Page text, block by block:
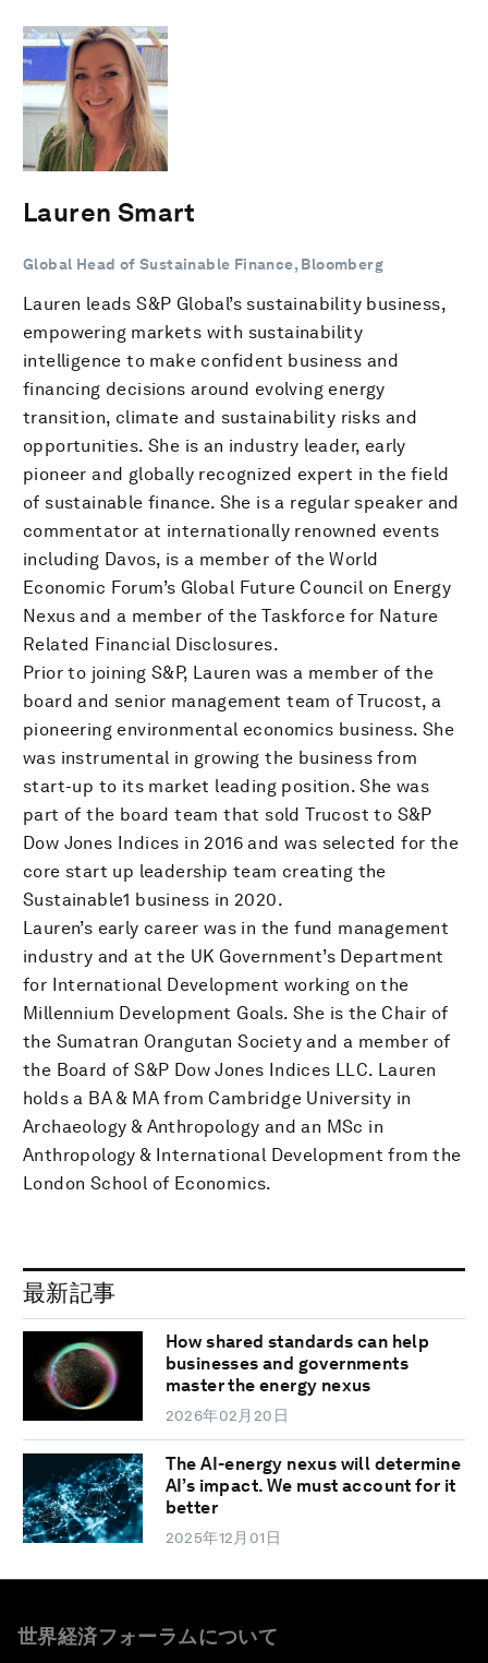
Lauren Smart
Global Head of Sustainable Finance, Bloomberg
Lauren leads S&P Global’s sustainability business,
empowering markets with sustainability
intelligence to make confident business and
financing decisions around evolving energy
transition, climate and sustainability risks and
opportunities. She is an industry leader, early
pioneer and globally recognized expert in the field
of sustainable finance. She is a regular speaker and
commentator at internationally renowned events
including Davos, is a member of the World
Economic Forum’s Global Future Council on Energy
Nexus and a member of the Taskforce for Nature
Related Financial Disclosures.
Prior to joining S&P, Lauren was a member of the
board and senior management team of Trucost, a
pioneering environmental economics business. She
was instrumental in growing the business from
start-up to its market leading position. She was
part of the board team that sold Trucost to S&P
Dow Jones Indices in 2016 and was selected for the
core start up leadership team creating the
Sustainable1 business in 2020.
Lauren’s early career was in the fund management
industry and at the UK Government’s Department
for International Development working on the
Millennium Development Goals. She is the Chair of
the Sumatran Orangutan Society and a member of
the Board of S&P Dow Jones Indices LLC. Lauren
holds a BA & MA from Cambridge University in
Archaeology & Anthropology and an MSc in
Anthropology & International Development from the
London School of Economics.
最新記事
How shared standards can help
businesses and governments
master the energy nexus
2026年02月20日
The AI-energy nexus will determine
AI’s impact. We must account for it
better
2025年12月01日
世界経済フォーラムについて